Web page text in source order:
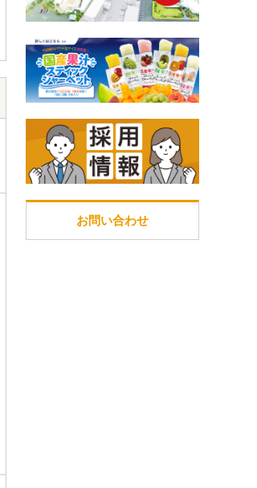
お問い合わせ